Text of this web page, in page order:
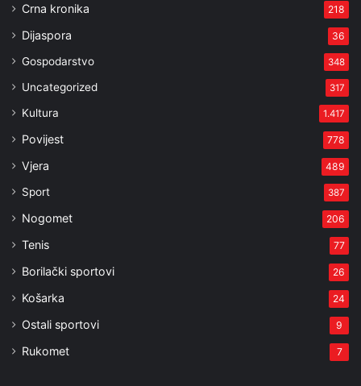
Crna kronika 218
Dijaspora 36
Gospodarstvo 348
Uncategorized 317
Kultura 1.417
Povijest 778
Vjera 489
Sport 387
Nogomet 206
Tenis 77
Borilački sportovi 26
Košarka 24
Ostali sportovi 9
Rukomet 7